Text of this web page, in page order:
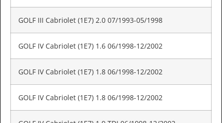
GOLF III Cabriolet (1E7) 2.0 07/1993-05/1998
GOLF IV Cabriolet (1E7) 1.6 06/1998-12/2002
GOLF IV Cabriolet (1E7) 1.8 06/1998-12/2002
GOLF IV Cabriolet (1E7) 1.8 06/1998-12/2002